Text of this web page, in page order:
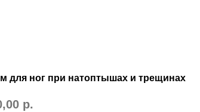
для ног при натоптышах и трещинах
р.